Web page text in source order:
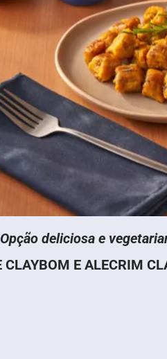
Opção deliciosa e
CLAYBOM E ALECRIM